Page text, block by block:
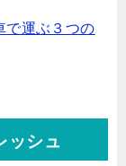
で運ぶ３つの
ッシュ